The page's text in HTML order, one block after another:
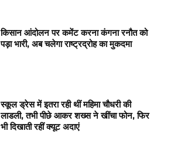
किसान आंदोलन पर कमेंट करना कंगना रनौत को
पड़ा भारी, अब चलेगा राष्ट्रद्रोह का मुकदमा
स्कूल ड्रेस में इतरा रही थीं महिमा चौधरी की
लाडली, तभी पीछे आकर शख्स ने खींचा फोन, फिर
भी दिखाती रहीं क्यूट अदाएं